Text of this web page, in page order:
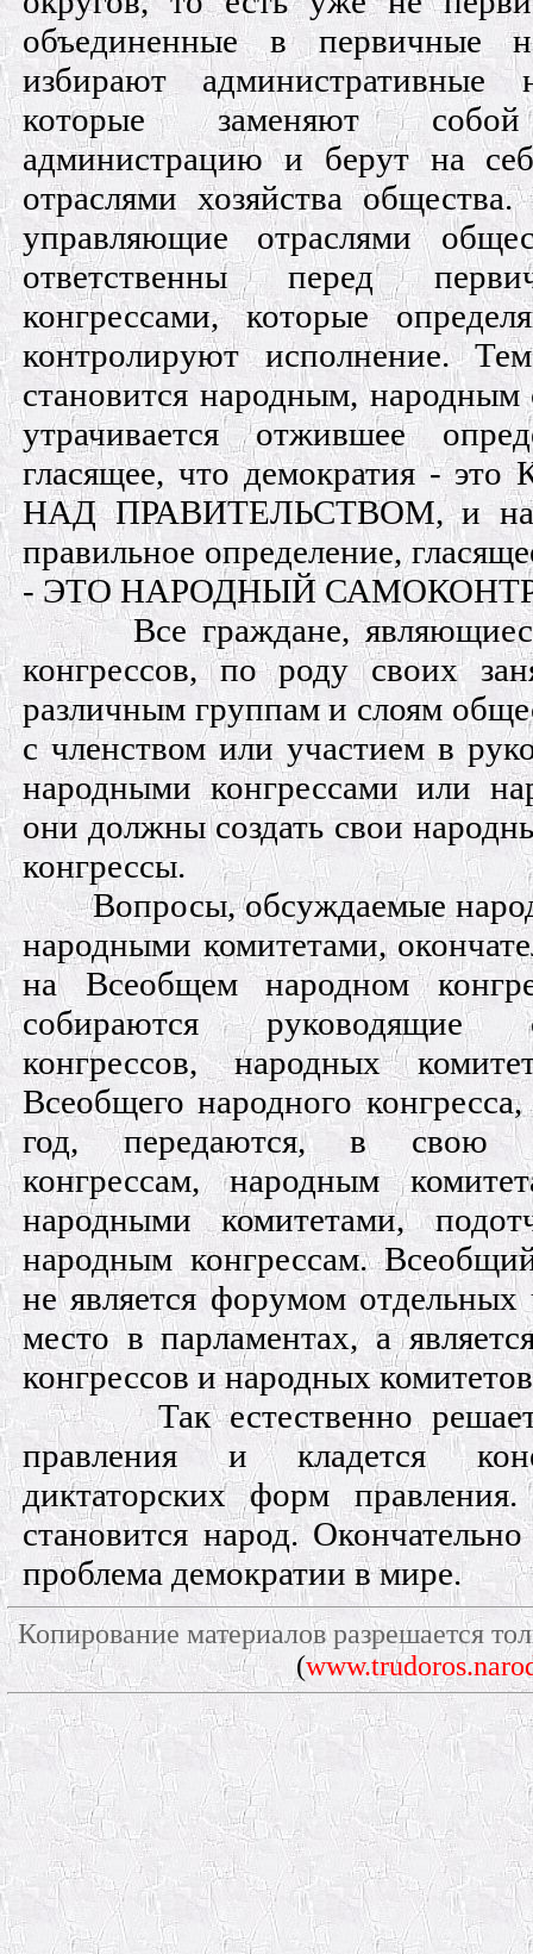
объединенные в первичные
избирают административные
которые заменяют собой
администрацию и берут на
отраслями хозяйства
управляющие отраслями
ответственны перед
конгрессами, которые
контролируют исполнение.
становится народным, народным
утрачивается отжившее
гласящее, что демократия -
НАД ПРАВИТЕЛЬСТВОМ, и на
правильное определение,
- ЭТО НАРОДНЫЙ
Все граждане,
конгрессов, по роду своих
различным группам и слоям
с членством или участием в
народными конгрессами или
они должны создать свои
конгрессы.
Вопросы, обсуждаемые
народными комитетами,
на Всеобщем народном
собираются руководящие
конгрессов, народных
Всеобщего народного
год, передаются, в свою
конгрессам, народным
народными комитетами,
народным конгрессам.
не является форумом
место в парламентах, а
конгрессов и народных
Так естественно
правления и кладется
диктаторских форм
становится народ.
проблема демократии в мире.
Копирование материалов разрешается
(